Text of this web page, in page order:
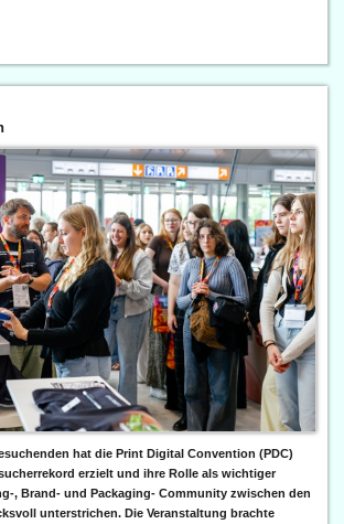
hat die Print Digital Convention (PDC)
erzielt und ihre Rolle als wichtiger
, Brand- und Packaging- Community zwischen den
unterstrichen. Die Veranstaltung brachte